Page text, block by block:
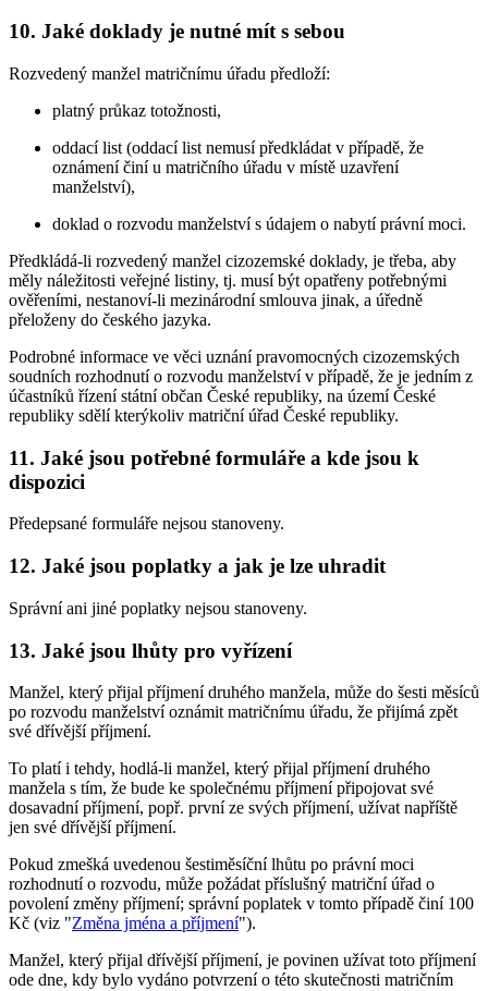
10. Jaké doklady je nutné mít s sebou
Rozvedený manžel matričnímu úřadu předloží:
platný průkaz totožnosti,
oddací list (oddací list nemusí předkládat v případě, že
oznámení činí u matričního úřadu v místě uzavření
manželství),
doklad o rozvodu manželství s údajem o nabytí právní moci.
Předkládá-li rozvedený manžel cizozemské doklady, je třeba, aby
měly náležitosti veřejné listiny, tj. musí být opatřeny potřebnými
ověřeními, nestanoví-li mezinárodní smlouva jinak, a úředně
přeloženy do českého jazyka.
Podrobné informace ve věci uznání pravomocných cizozemských
soudních rozhodnutí o rozvodu manželství v případě, že je jedním z
účastníků řízení státní občan České republiky, na území České
republiky sdělí kterýkoliv matriční úřad České republiky.
11. Jaké jsou potřebné formuláře a kde jsou k
dispozici
Předepsané formuláře nejsou stanoveny.
12. Jaké jsou poplatky a jak je lze uhradit
Správní ani jiné poplatky nejsou stanoveny.
13. Jaké jsou lhůty pro vyřízení
Manžel, který přijal příjmení druhého manžela, může do šesti měsíců
po rozvodu manželství oznámit matričnímu úřadu, že přijímá zpět
své dřívější příjmení.
To platí i tehdy, hodlá-li manžel, který přijal příjmení druhého
manžela s tím, že bude ke společnému příjmení připojovat své
dosavadní příjmení, popř. první ze svých příjmení, užívat napříště
jen své dřívější příjmení.
Pokud zmešká uvedenou šestiměsíční lhůtu po právní moci
rozhodnutí o rozvodu, může požádat příslušný matriční úřad o
povolení změny příjmení; správní poplatek v tomto případě činí 100
Kč (viz "Změna jména a příjmení").
Manžel, který přijal dřívější příjmení, je povinen užívat toto příjmení
ode dne, kdy bylo vydáno potvrzení o této skutečnosti matričním